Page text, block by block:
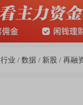
行业 数据 新股 再融